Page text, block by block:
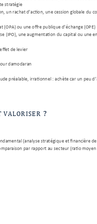
stratégie
un rachat d’action , une cession globale du
(OPA) ou une offre publique d’échange (OPE)
(IPO), une augmentation du capital ou une
ffet de levier
damodaran
préalable, irrationnel : achète car un peu d
VALOR ISER ?
(analyse stratégique et financière
par rapport au secteur (ratio moyen